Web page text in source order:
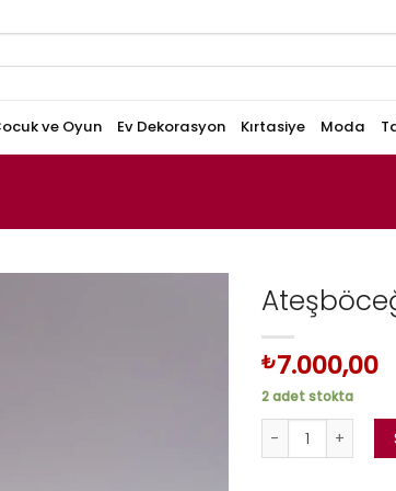
ve Oyun Ev Dekorasyon Kırtasiye Moda
₺7.000,00
2 adet stokta
Ateşböceği Tea